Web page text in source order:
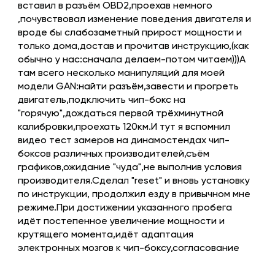
вставил в разъём OBD2,проехав немного
,почувствовал изменение поведения двигателя и
вроде бы слабозаметный прирост мощности и
только дома,достав и прочитав инструкцию,(как
обычно у нас:сначала делаем-потом читаем)))А
там всего несколько манипуляций для моей
модели GAN:найти разъём,завести и прогреть
двигатель,подключить чип-бокс на
"горячую",дождаться первой трёхминутной
калибровки,проехать 120км.И тут я вспомнил
видео тест замеров на динамостендах чип-
боксов различных производителей,съём
графиков,ожидание "чуда",не выполнив условия
производителя.Сделал "reset" и вновь установку
по инструкции, продолжил езду в привычном мне
режиме.При достижении указанного пробега
идёт постепенное увеличение мощности и
крутящего момента,идёт адаптация
электронных мозгов к чип-боксу,согласование